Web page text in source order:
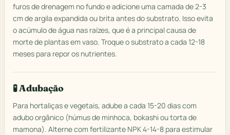
furos de drenagem no fundo e adicione uma camada de 2-3
cm de argila expandida ou brita antes do substrato. Isso evita
o acúmulo de água nas raízes, que é a principal causa de
morte de plantas em vaso. Troque o substrato a cada 12-18
meses para repor os nutrientes.
🧪 Adubação
Para hortaliças e vegetais, adube a cada 15-20 dias com
adubo orgânico (húmus de minhoca, bokashi ou torta de
mamona). Alterne com fertilizante NPK 4-14-8 para estimular